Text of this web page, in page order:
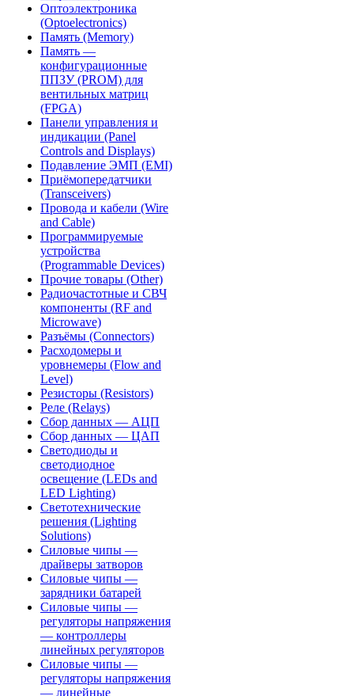
Оптоэлектроника
(Optoelectronics)
Память (Memory)
Память —
конфигурационные
ППЗУ (PROM) для
вентильных матриц
(FPGA)
Панели управления и
индикации (Panel
Controls and Displays)
Подавление ЭМП (EMI)
Приёмопередатчики
(Transceivers)
Провода и кабели (Wire
and Cable)
Программируемые
устройства
(Programmable Devices)
Прочие товары (Other)
Радиочастотные и СВЧ
компоненты (RF and
Microwave)
Разъёмы (Connectors)
Расходомеры и
уровнемеры (Flow and
Level)
Резисторы (Resistors)
Реле (Relays)
Сбор данных — АЦП
Сбор данных — ЦАП
Светодиоды и
светодиодное
освещение (LEDs and
LED Lighting)
Светотехнические
решения (Lighting
Solutions)
Силовые чипы —
драйверы затворов
Силовые чипы —
зарядники батарей
Силовые чипы —
регуляторы напряжения
— контроллеры
линейных регуляторов
Силовые чипы —
регуляторы напряжения
— линейные